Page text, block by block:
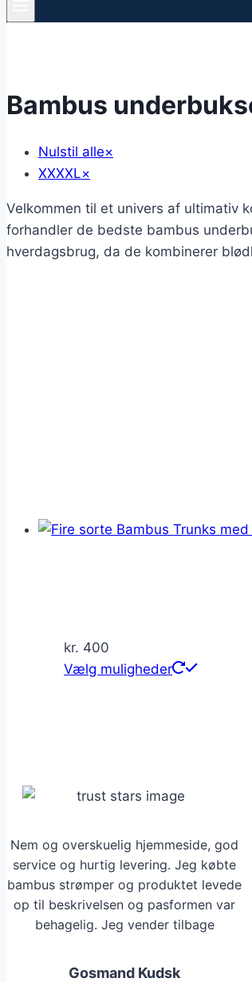
Bambus
Nulstil alle×
XXXXL×
Velkommen til et univers af
forhandler de bedste bambus
hverdagsbrug, da de kombinerer
kr. 400
Vælg muligheder
Dette
på
varesiden
Nem og overskuelig hjemmeside, god
service og hurtig levering. Jeg købte
bambus strømper og produktet levede
op til beskrivelsen og pasformen var
behagelig. Jeg vender tilbage
Gosmand Kudsk